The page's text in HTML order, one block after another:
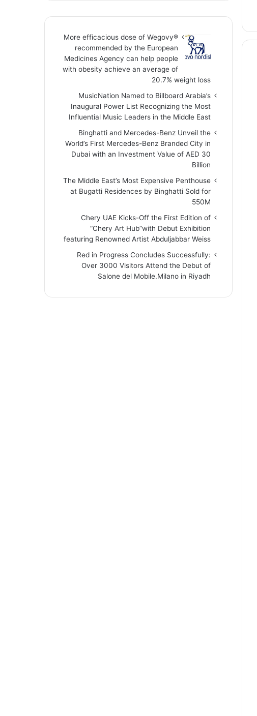
More efficacious dose of Wegovy®️
recommended by the European
Medicines Agency can help people
with obesity achieve an average of
20.7% weight loss
MusicNation Named to Billboard Arabia’s
Inaugural Power List Recognizing the Most
Influential Music Leaders in the Middle East
Binghatti and Mercedes-Benz Unveil the
World’s First Mercedes-Benz Branded City in
Dubai with an Investment Value of AED 30
Billion
The Middle East’s Most Expensive Penthouse
at Bugatti Residences by Binghatti Sold for
550M
Chery UAE Kicks-Off the First Edition of
“Chery Art Hub”with Debut Exhibition
featuring Renowned Artist Abduljabbar Weiss
Red in Progress Concludes Successfully:
Over 3000 Visitors Attend the Debut of
Salone del Mobile.Milano in Riyadh